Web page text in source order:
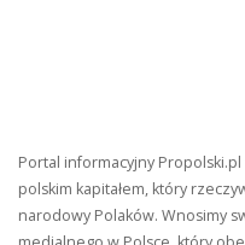
Portal informacyjny
polskim kapitałem, który
narodowy Polaków. Wnosimy